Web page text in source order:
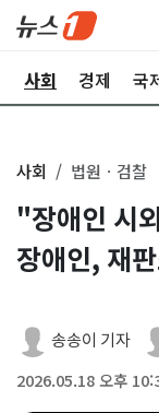
사회 경제 국
사회 법원ㆍ검찰
"장애인 시
장애인, 재판
송송이 기자
2026.05.18 오후